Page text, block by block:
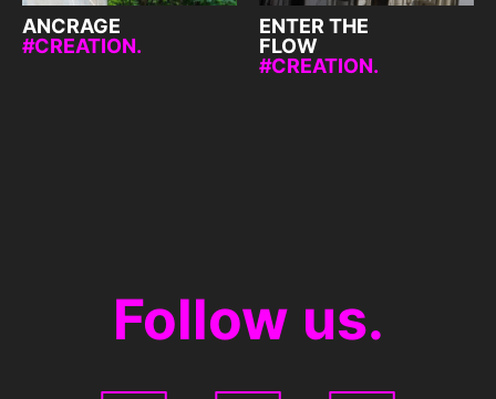
ANCRAGE
CREATION.
ENTER THE
FLOW
CREATION.
Follow us.